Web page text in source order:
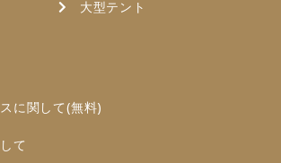
大型テント
に関して(無料)
て